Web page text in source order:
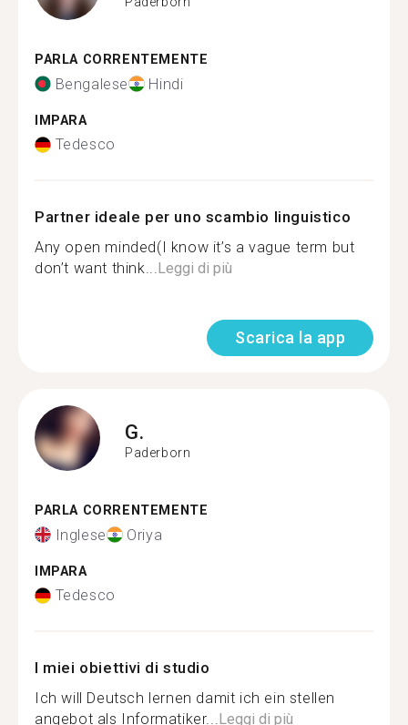
PARLA CORRENTEMENTE
Bengalese Hindi
IMPARA
Tedesco
Partner ideale per uno scambio linguistico
Any open minded(I know it’s a vague term but
don’t want think...Leggi di più
Scarica la app
G.
Paderborn
PARLA CORRENTEMENTE
Inglese Oriya
IMPARA
Tedesco
I miei obiettivi di studio
Ich will Deutsch lernen damit ich ein stellen
angebot als Informatiker...Leggi di più